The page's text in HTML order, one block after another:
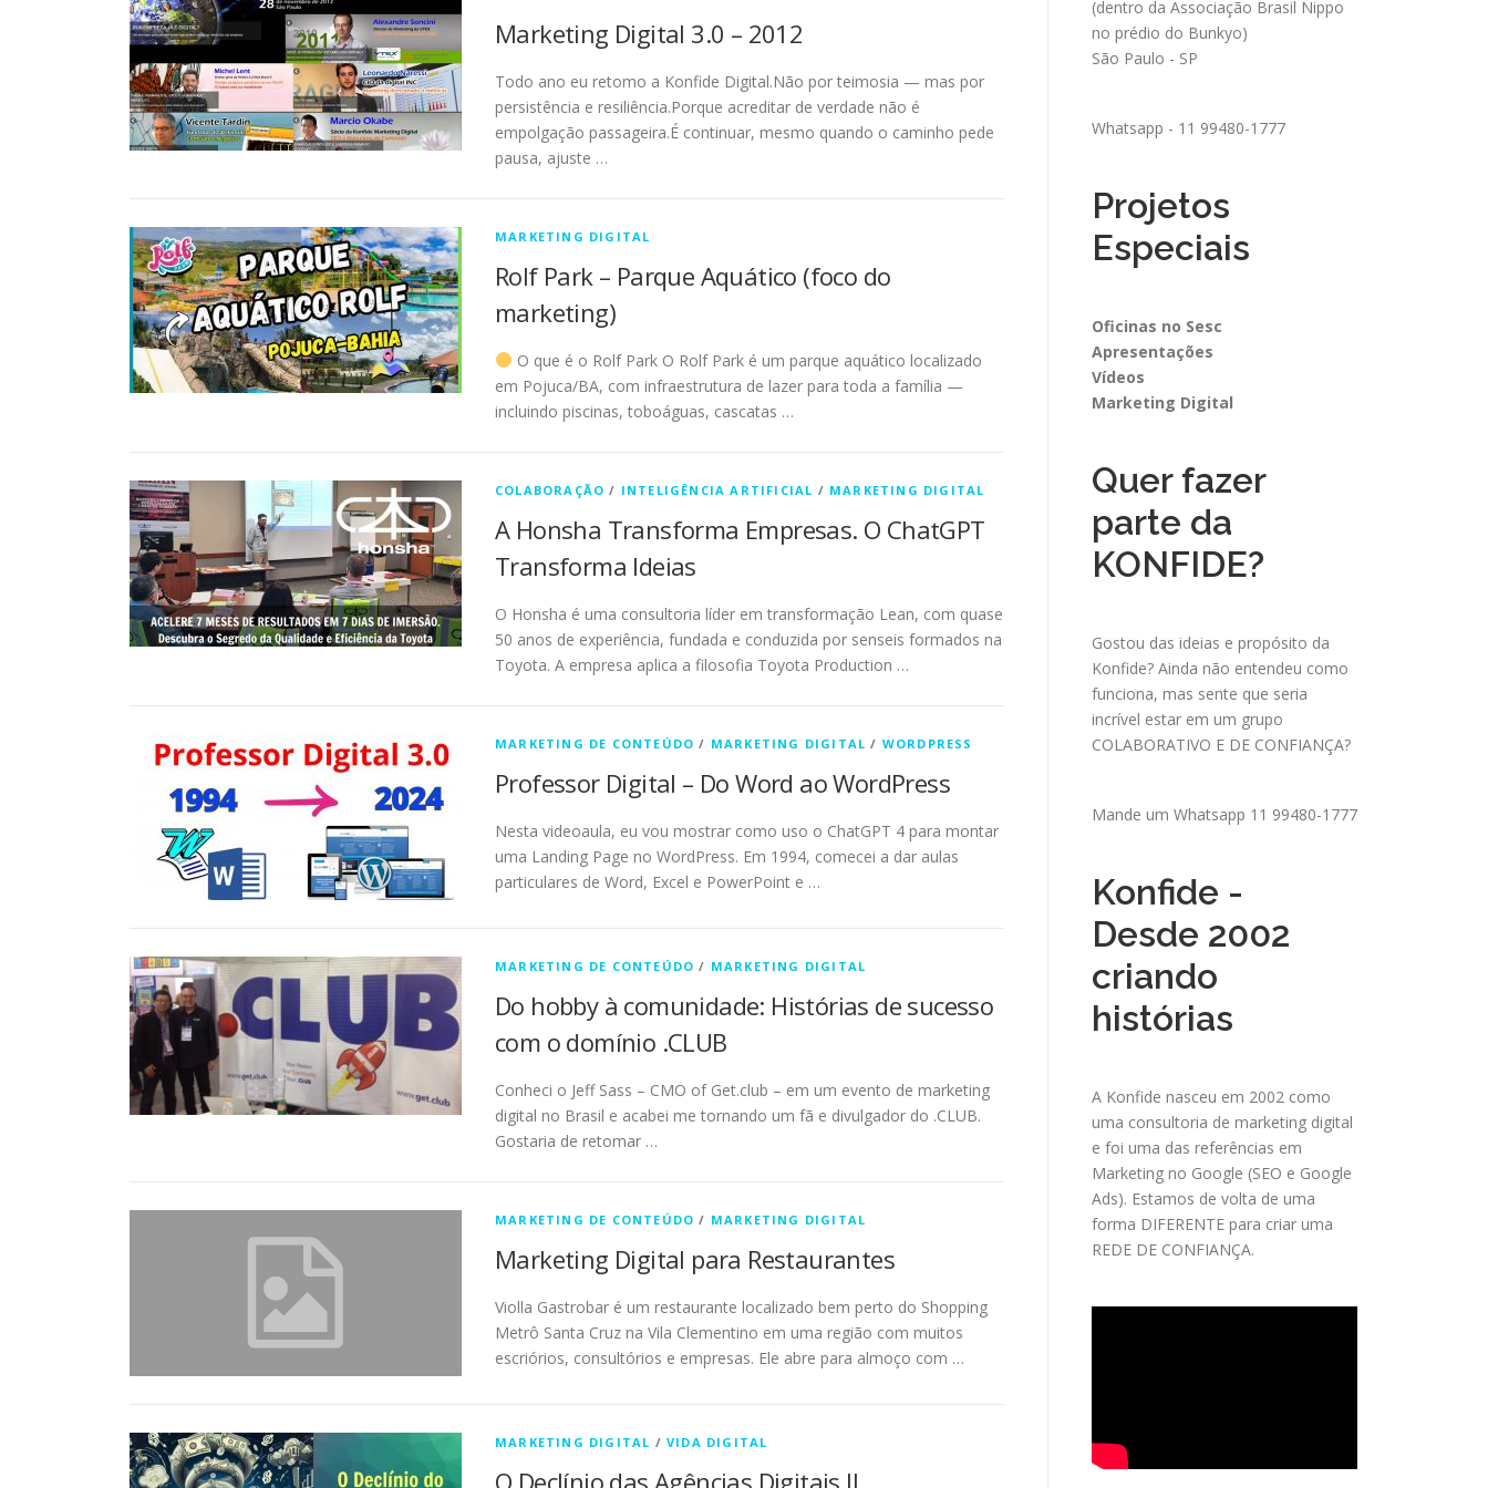
Marketing Digital 3.0 – 2012
Todo ano eu retomo a Konfide Digital.Não por teimosia — mas por
persistência e resiliência.Porque acreditar de verdade não é
empolgação passageira.É continuar, mesmo quando o caminho pede
pausa, ajuste …
MARKETING DIGITAL
Rolf Park – Parque Aquático (foco do
marketing)
O que é o Rolf Park O Rolf Park é um parque aquático localizado
em Pojuca/BA, com infraestrutura de lazer para toda a família —
incluindo piscinas, toboáguas, cascatas …
COLABORAÇÃO / INTELIGÊNCIA ARTIFICIAL / MARKETING DIGITAL
A Honsha Transforma Empresas. O ChatGPT
Transforma Ideias
O Honsha é uma consultoria líder em transformação Lean, com quase
50 anos de experiência, fundada e conduzida por senseis formados na
Toyota. A empresa aplica a filosofia Toyota Production …
MARKETING DE CONTEÚDO / MARKETING DIGITAL / WORDPRESS
Professor Digital – Do Word ao WordPress
Nesta videoaula, eu vou mostrar como uso o ChatGPT 4 para montar
uma Landing Page no WordPress. Em 1994, comecei a dar aulas
particulares de Word, Excel e PowerPoint e …
MARKETING DE CONTEÚDO / MARKETING DIGITAL
Do hobby à comunidade: Histórias de sucesso
com o domínio .CLUB
Conheci o Jeff Sass – CMO of Get.club – em um evento de marketing
digital no Brasil e acabei me tornando um fã e divulgador do .CLUB.
Gostaria de retomar …
MARKETING DE CONTEÚDO / MARKETING DIGITAL
Marketing Digital para Restaurantes
Violla Gastrobar é um restaurante localizado bem perto do Shopping
Metrô Santa Cruz na Vila Clementino em uma região com muitos
escriórios, consultórios e empresas. Ele abre para almoço com …
MARKETING DIGITAL /VIDA DIGITAL
O Declínio das Agências Digitais II
(dentro da Associação Brasil Nippo
no prédio do Bunkyo)
São Paulo - SP
Whatsapp - 11 99480-1777
Projetos
Especiais
Oficinas no Sesc
Apresentações
Vídeos
Marketing Digital
Quer fazer
parte da
KONFIDE?
Gostou das ideias e propósito da
Konfide? Ainda não entendeu como
funciona, mas sente que seria
incrível estar em um grupo
COLABORATIVO E DE CONFIANÇA?
Mande um Whatsapp 11 99480-1777
Konfide -
Desde 2002
criando
histórias
A Konfide nasceu em 2002 como
uma consultoria de marketing digital
e foi uma das referências em
Marketing no Google (SEO e Google
Ads). Estamos de volta de uma
forma DIFERENTE para criar uma
REDE DE CONFIANÇA.